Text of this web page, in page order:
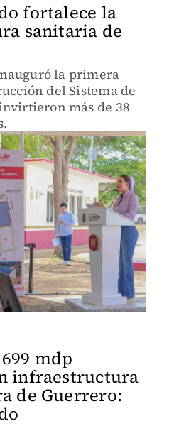
fortalece la
sanitaria de
la primera
del Sistema de
más de 38
mdp
infraestructura
de Guerrero: